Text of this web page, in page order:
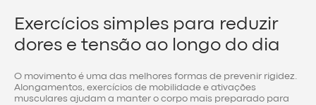
Exercícios simples para reduzir
dores e tensão ao longo do dia
O movimento é uma das melhores formas de prevenir rigidez.
Alongamentos, exercícios de mobilidade e ativações
musculares ajudam a manter o corpo mais preparado para